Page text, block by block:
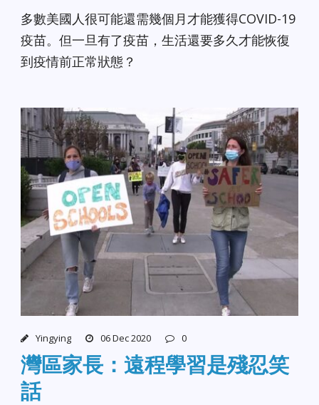
多數美國人很可能還需幾個月才能獲得COVID-19
疫苗。但一旦有了疫苗，生活還要多久才能恢復
到疫情前正常狀態？
Yingying 06 Dec 2020 0
灣區家長：遠程學習是殘忍笑
話